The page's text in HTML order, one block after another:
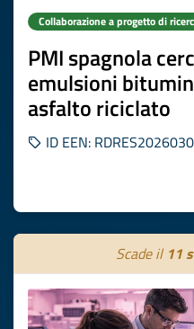
Collaborazione a progetto di
PMI spagnola
emulsioni
asfalto riciclato
ID EEN:
Scade il 11